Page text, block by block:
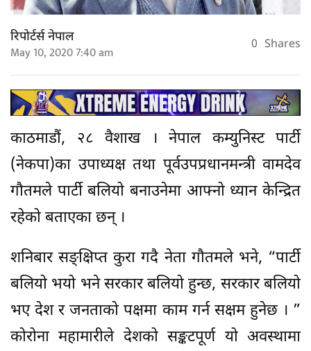
रिपोर्टर्स नेपाल
May 10, 2020 7:40 am 0 Shares
काठमाडौं, २८ वैशाख । नेपाल कम्युनिस्ट पार्टी
(नेकपा)का उपाध्यक्ष तथा पूर्वउपप्रधानमन्त्री वामदेव
गौतमले पार्टी बलियो बनाउनेमा आफ्नो ध्यान केन्द्रित
रहेको बताएका छन् ।
शनिबार सङ्क्षिप्त कुरा गदै नेता गौतमले भने, “पार्टी
बलियो भयो भने सरकार बलियो हुन्छ, सरकार बलियो
भए देश र जनताको पक्षमा काम गर्न सक्षम हुनेछ । ”
कोरोना महामारीले देशको सङ्कटपूर्ण यो अवस्थामा